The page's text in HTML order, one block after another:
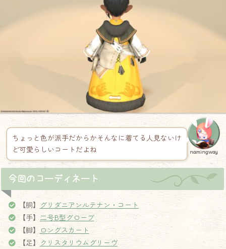
ちょっと色が派手だからかそんなに着てる人見ないけ
ど可愛らしいコートだよね
namingway
今回のコーディネート
【胴】
グリダニアンルテナン・コート
【手】 二号B型グローブ
【脚】 ロングスカート
【足】
クリスタリウムグリーヴ